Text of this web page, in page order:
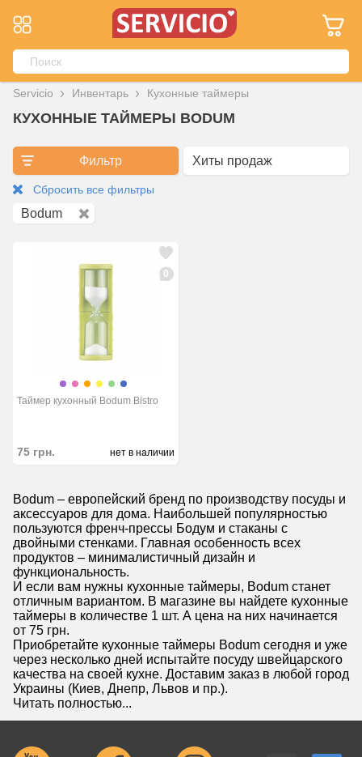
Servicio Инвентарь Кухонные таймеры
КУХОННЫЕ ТАЙМЕРЫ BODUM
Фильтр
Сбросить все фильтры
Bodum
0
Таймер кухонный Bodum Bistro
75 грн. нет в наличии
Bodum – европейский бренд по производству посуды и
аксессуаров для дома. Наибольшей популярностью
пользуются френч-прессы Бодум и стаканы с
двойными стенками. Главная особенность всех
продуктов – минималистичный дизайн и
функциональность.
И если вам нужны кухонные таймеры, Bodum станет
отличным вариантом. В магазине вы найдете кухонные
таймеры в количестве 1 шт. А цена на них начинается
от 75 грн.
Приобретайте кухонные таймеры Bodum сегодня и уже
через несколько дней испытайте посуду швейцарского
качества на своей кухне. Доставим заказ в любой город
Украины (Киев, Днепр, Львов и пр.).
Читать полностью...